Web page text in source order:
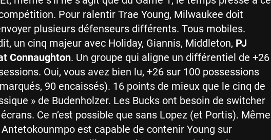
Pour ralentir Trae Young, Milwaukee doit
plusieurs défenseurs différents. Tous mobiles.
un cinq majeur avec Holiday, Giannis, Middleton, PJ
Connaughton. Un groupe qui aligne un différentiel de +26
Oui, vous avez bien lu, +26 sur 100 possessions
90 encaissés). 16 points de mieux que le cinq de
» de Budenholzer. Les Bucks ont besoin de switcher
Ce n’est possible que sans Lopez (et Portis). Même
Antetokounmpo est capable de contenir Young sur